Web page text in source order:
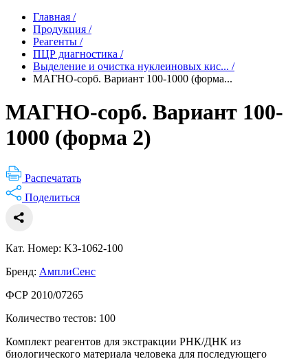
Главная /
Продукция /
Реагенты /
ПЦР диагностика /
Выделение и очистка нуклеиновых кис... /
МАГНО-сорб. Вариант 100-1000 (форма...
МАГНО-сорб. Вариант 100-
1000 (форма 2)
Распечатать
Поделиться
Кат. Номер: K3-1062-100
Бренд: АмплиСенс
ФСР 2010/07265
Количество тестов: 100
Комплект реагентов для экстракции РНК/ДНК из
биологического материала человека для последующего